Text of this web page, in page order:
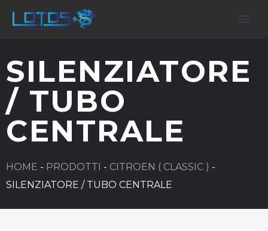
SILENZIATORE
/ TUBO
CENTRALE
HOME - PRODOTTI - CITROEN ( CLASSIC ) -
SILENZIATORE / TUBO CENTRALE